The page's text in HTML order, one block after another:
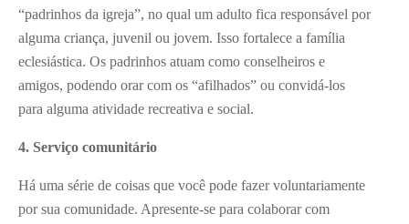
“padrinhos da igreja”, no qual um adulto fica responsável por
alguma criança, juvenil ou jovem. Isso fortalece a família
eclesiástica. Os padrinhos atuam como conselheiros e
amigos, podendo orar com os “afilhados” ou convidá-los
para alguma atividade recreativa e social.
4. Serviço comunitário
Há uma série de coisas que você pode fazer voluntariamente
por sua comunidade. Apresente-se para colaborar com